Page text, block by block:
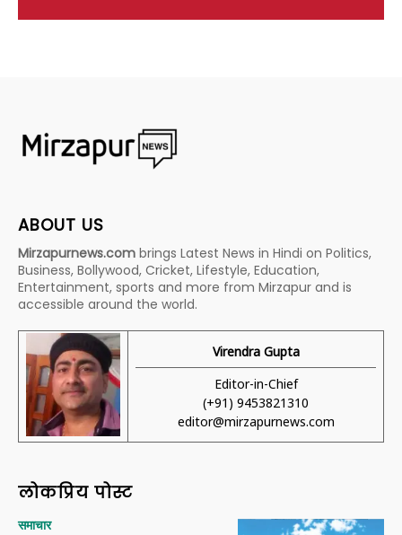
ABOUT US
Mirzapurnews.com brings Latest News in Hindi on Politics,
Business, Bollywood, Cricket, Lifestyle, Education,
Entertainment, sports and more from Mirzapur and is
accessible around the world.
Virendra Gupta
Editor-in-Chief
(+91) 9453821310
editor@mirzapurnews.com
लोकप्रिय पोस्ट
समाचार